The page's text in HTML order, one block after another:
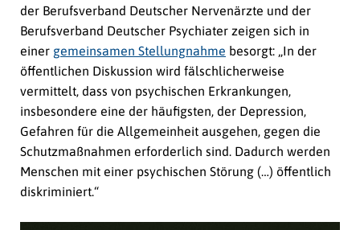
der Berufsverband Deutscher Nervenärzte und der
Berufsverband Deutscher Psychiater zeigen sich in
einer gemeinsamen Stellungnahme besorgt: „In der
öffentlichen Diskussion wird fälschlicherweise
vermittelt, dass von psychischen Erkrankungen,
insbesondere eine der häufigsten, der Depression,
Gefahren für die Allgemeinheit ausgehen, gegen die
Schutzmaßnahmen erforderlich sind. Dadurch werden
Menschen mit einer psychischen Störung (…) öffentlich
diskriminiert.“